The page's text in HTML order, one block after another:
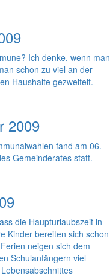
Ich denke, wenn man
schon zu viel an der
Haushalte gezweifelt.
2009
fand am 06.
Gemeinderates statt.
die Haupturlaubszeit in
Kinder bereiten sich schon
neigen sich dem
Schulanfängern viel